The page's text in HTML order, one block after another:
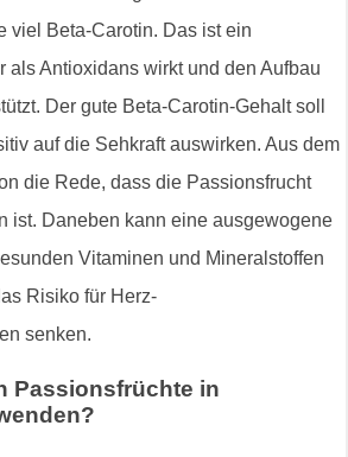
viel Beta-Carotin. Das ist ein
als Antioxidans wirkt und den Aufbau
Der gute Beta-Carotin-Gehalt soll
auf die Sehkraft auswirken. Aus dem
die Rede, dass die Passionsfrucht
ist. Daneben kann eine ausgewogene
Vitaminen und Mineralstoffen
Risiko für Herz-
senken.
Passionsfrüchte in